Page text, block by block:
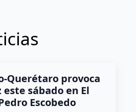
Querétaro provoca
sábado en El
Escobedo